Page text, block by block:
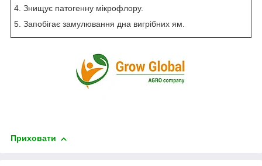
4. Знищує патогенну мікрофлору.
5. Запобігає замулювання дна вигрібних ям.
Приховати